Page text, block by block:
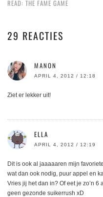
READ: THE FAME GAME
29 REACTIES
MANON
APRIL 4, 2012 / 12:18
Ziet er lekker uit!
ELLA
APRIL 4, 2012 / 12:19
Dit is ook al jaaaaaren mijn
wat dan ook nodig, puur appel en
Vries jij het dan in? Of eet je zo’n
geen gezonde suikerrush xD